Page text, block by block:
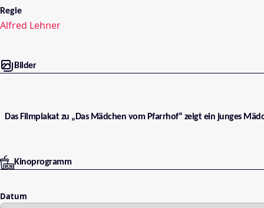
Regie
Alfred Lehner
Bilder
Das Filmplakat zu „Das Mädchen vom Pfarrhof“ zeigt ein junges
Kinoprogramm
Datum